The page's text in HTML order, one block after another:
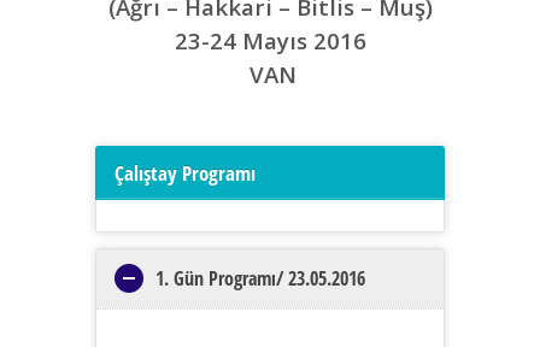
(Ağrı – Hakkari – Bitlis – Muş)
23-24 Mayıs 2016
VAN
Çalıştay Programı
1. Gün Programı/ 23.05.2016